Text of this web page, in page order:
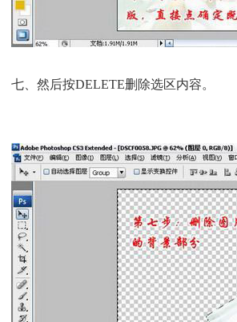
七、然后按DELETE删除选区内容。